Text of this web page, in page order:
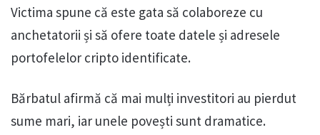
Victima spune că este gata să colaboreze cu
anchetatorii și să ofere toate datele și adresele
portofelelor cripto identificate.
Bărbatul afirmă că mai mulți investitori au pierdut
sume mari, iar unele povești sunt dramatice.